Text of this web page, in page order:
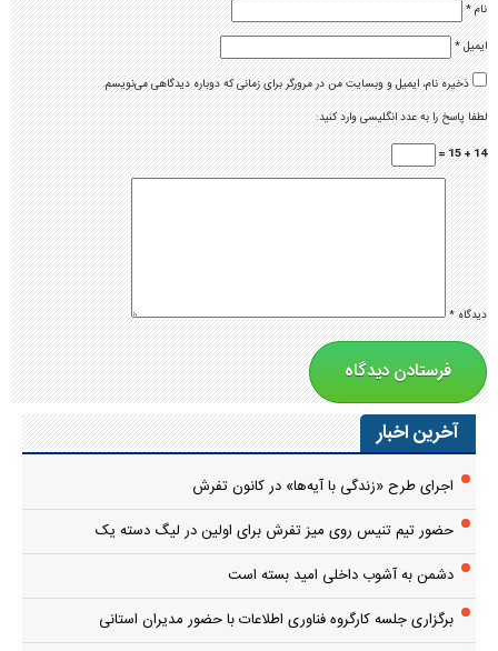
نام*
ایمیل*
ذخیره نام، ایمیل و وبسایت من در مرورگر برای زمانی که دوباره دیدگاهی می‌نویسم.
لطفا پاسخ را به عدد انگلیسی وارد کنید:
14 + 15 =
دیدگاه*
آخرین اخبار
اجرای طرح «زندگی با آیه‌ها» در کانون تفرش
حضور تیم تنیس روی میز تفرش برای اولین در لیگ دسته یک
دشمن به آشوب داخلی امید بسته است
برگزاری جلسه کارگروه فناوری اطلاعات با حضور مدیران استانی